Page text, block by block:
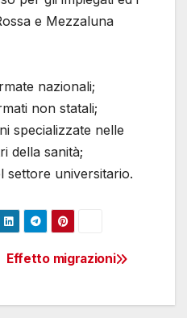
e Mezzaluna
nazionali;
non statali;
specializzate nelle
della sanità;
settore universitario.
Effetto migrazioni